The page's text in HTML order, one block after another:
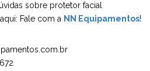
sobre protetor facial
Fale com a NN Equipamentos!